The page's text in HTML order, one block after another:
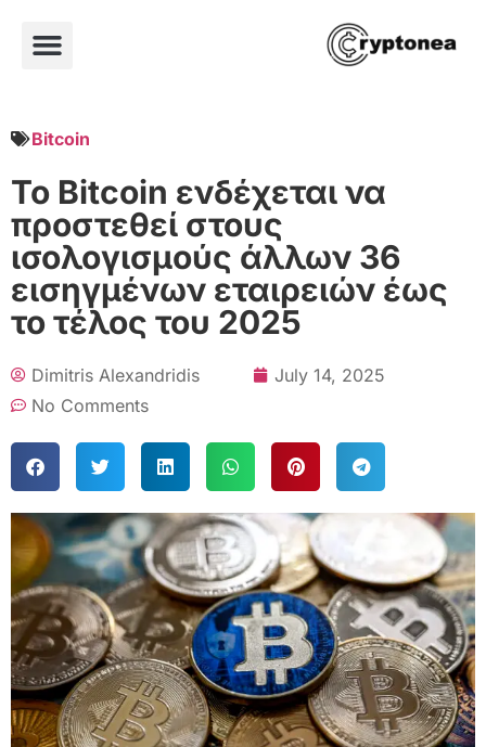
Bitcoin
Το Bitcoin ενδέχεται να
προστεθεί στους
ισολογισμούς άλλων 36
εισηγμένων εταιρειών έως
το τέλος του 2025
Dimitris Alexandridis
July 14, 2025
No Comments